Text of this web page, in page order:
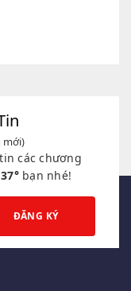
mới)
các chương
37°bạn nhé!